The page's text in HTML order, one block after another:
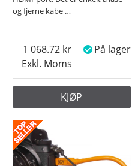
og fjerne kabe …
Exkl. Moms
1 068.72 På lager
KJØP